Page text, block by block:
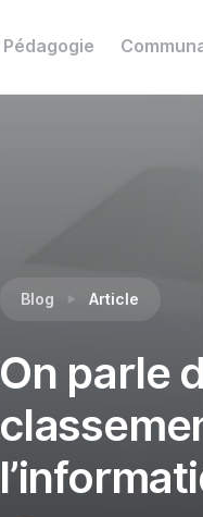
Pédagogie
Blog Article
On parle